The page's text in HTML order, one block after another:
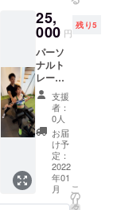
年1月4
日〜
2022年
3月31日
ウェ
ア・
シュー
ズ等の
レンタ
ルを全
て提供
致しま
す。
LINEに
よる食
事指
導。が
セット
になっ
ており
25,
000 円
残り5
パーソ
ナルト
レーニ
ング60
分×4回
のコー
スで
す！ 単
発でや
るより
お得な
クラウ
ドファ
支援
者：
0人
お届
け予
定：
2022
年01
月
こ
の
リ